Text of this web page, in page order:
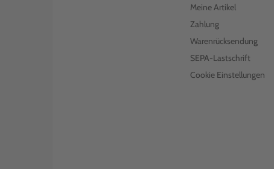
Meine Artikel
Zahlung
Warenrücksendung
SEPA-Lastschrift
Cookie Einstellungen